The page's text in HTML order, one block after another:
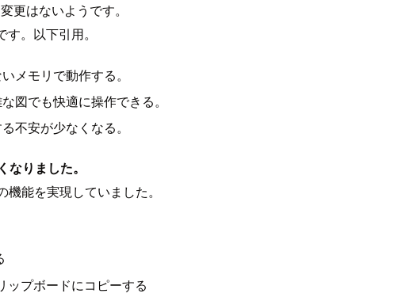
更はないようです。
。以下引用。
メモリで動作する。
図でも快適に操作できる。
不安が少なくなる。
なりました。
能を実現していました。
ップボードにコピーする